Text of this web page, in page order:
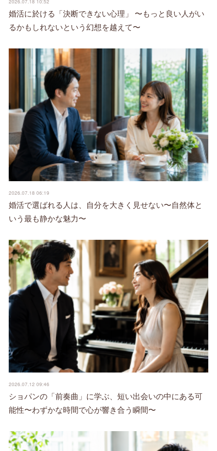
2026.07.18 10:52
婚活に於ける「決断できない心理」 〜もっと良い人がい
るかもしれないという幻想を越えて〜
2026.07.18 06:19
婚活で選ばれる人は、自分を大きく見せない〜自然体と
いう最も静かな魅力〜
2026.07.12 09:46
ショパンの「前奏曲」に学ぶ、短い出会いの中にある可
能性〜わずかな時間で心が響き合う瞬間〜